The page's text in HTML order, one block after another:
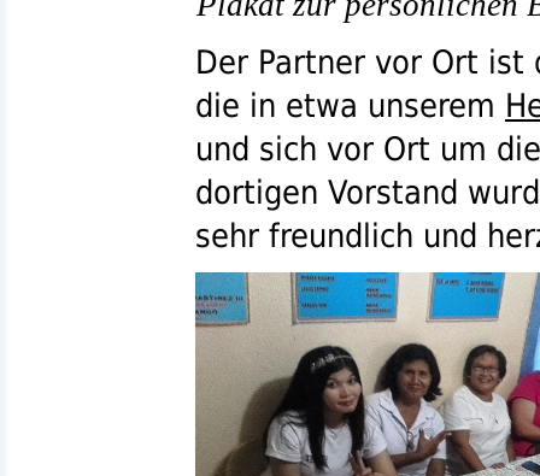
Der Partner vor Ort ist
die in etwa unserem
und sich vor Ort um
dortigen Vorstand
sehr freundlich und